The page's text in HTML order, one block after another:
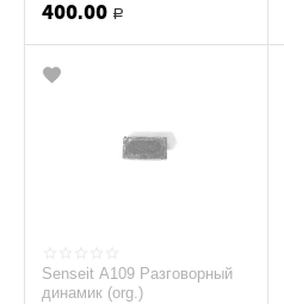
400.00 Р
Senseit A109 Разговорный
динамик (org.)